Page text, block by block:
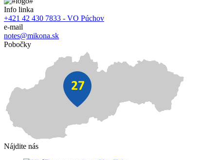
Info linka
+421 42 430 7833 - VO Púchov
e-mail
notes@mikona.sk
Pobočky
Nájdite nás